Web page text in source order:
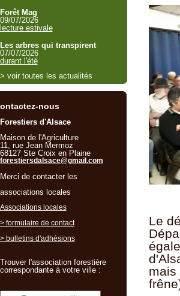
Le
mais
Forêt Mag
09/07/2026
lecture estivale
Les arbres qui transpirent
07/07/2026
durant l'été
> voir toutes les actualités
nous
Forestiers d'Alsace
Maison de l'Agriculture
11, rue Jean Mermoz
68127 Ste Croix en Plaine
forestiersdalsace@gmail.com
Merci de contacter les
associations locales
Associations locales
> formulaire de contact
> bulletins d'adhésions
Trouver l'association forestière
correspondante à votre ville :